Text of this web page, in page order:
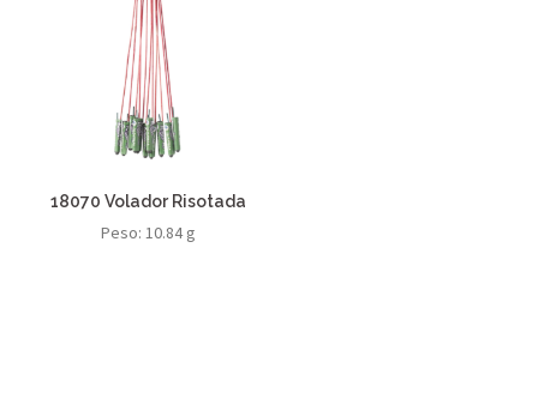
18070 Volador Risotada
Peso: 10.84 g